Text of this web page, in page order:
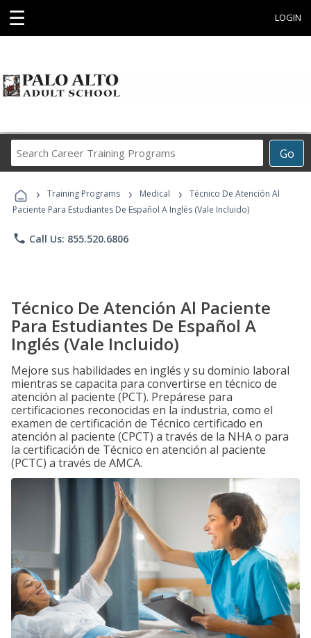
☰ LOGIN
Go
Career
Programs
› Training Programs › Medical ›
Técnico De Atención Al
Paciente Para Estudiantes De Español A Inglés (Vale Incluido)
phone Call Us: 855.520.6806
Técnico De Atención Al Paciente
Para Estudiantes De Español A
Inglés (Vale Incluido)
Mejore sus habilidades en inglés y su dominio laboral
mientras se capacita para convertirse en técnico de
atención al paciente (PCT). Prepárese para
certificaciones reconocidas en la industria, como el
examen de certificación de Técnico certificado en
atención al paciente (CPCT) a través de la NHA o para
la certificación de Técnico en atención al paciente
(PCTC) a través de AMCA.